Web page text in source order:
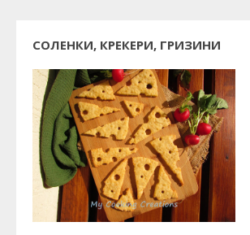
СОЛЕНКИ, КРЕКЕРИ, ГРИЗИНИ